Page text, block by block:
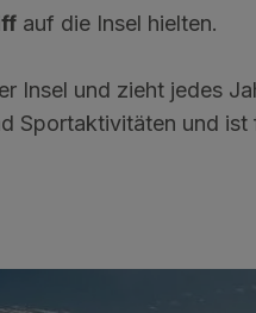
auf die Insel hielten.
Insel und zieht jedes
Sportaktivitäten und